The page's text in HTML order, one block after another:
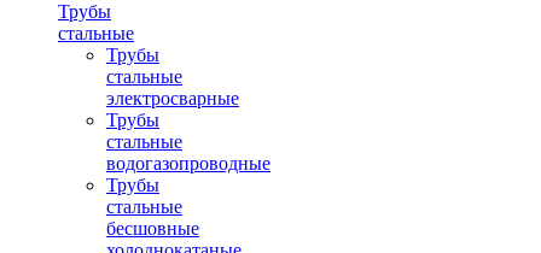
Трубы
стальные
Трубы
стальные
электросварные
Трубы
стальные
водогазопроводные
Трубы
стальные
бесшовные